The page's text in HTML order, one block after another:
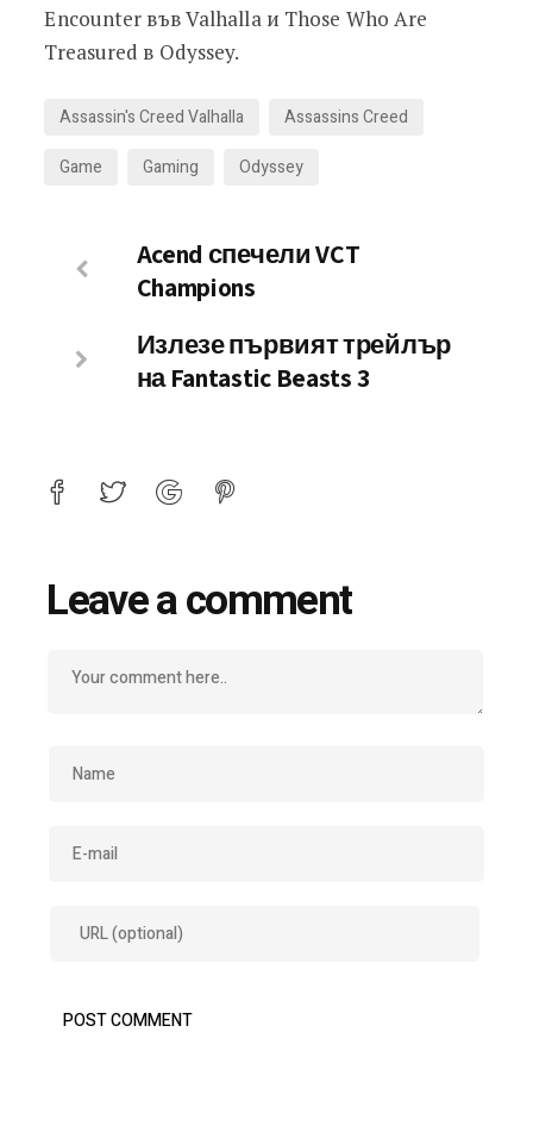
Encounter във Valhalla и Those Who Are
Treasured в Odyssey.
Assassin's Creed Valhalla
Assassins Creed
Game
Gaming Odyssey
Acend спечели VCT
Champions
Излезе първият трейлър
на Fantastic Beasts 3
Leave a comment